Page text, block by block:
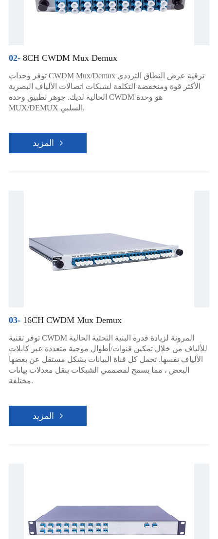
02-8CH CWDM Mux Demux
توفر وحدات CWDM Mux/Demux ترقية عرض النطاق الترددي
الأكثر قوة ومنخفضة التكلفة لشبكات اتصالات الألياف البصرية
الحالية لديك. جوهر تطبيق وحدة CWDM هو وحدة
MUX/DEMUX السلبي.
المزيد
03-16CH CWDM Mux Demux
توفر تقنية CWDM المرونة لزيادة قدرة البنية التحتية الحالية
للألياف من خلال تمكين قنوات/أطوال موجية متعددة عبر كابلات
الألياف نفسها. تحمل كل قناة البيانات بشكل مستقل عن بعضها
البعض ، مما يسمح لمصممي الشبكات بنقل معدلات بيانات
مختلفة.
المزيد